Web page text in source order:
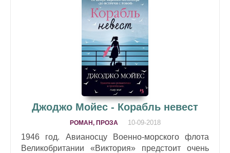
Джоджо Мойес - Корабль невест
РОМАН, ПРОЗА 10-09-2018
1946 год. Авианосцу Военно-морского флота
Великобритании «Виктория» предстоит очень